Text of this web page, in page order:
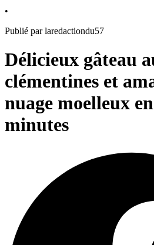
•
Publié par laredactiondu57
Délicieux gâteau
clémentines et
nuage moelleux
minutes